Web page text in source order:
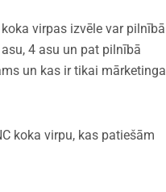
virpas izvēle var pilnībā
4 asu un pat pilnībā
un kas ir tikai mārketinga
koka virpu, kas patiešām